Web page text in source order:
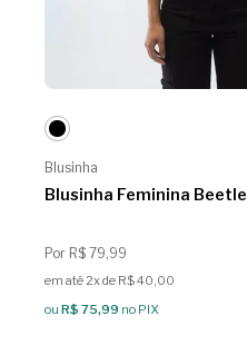
Blusinha
Blusinha Feminina Beetle
Por R$ 79,99
em até 2x de R$ 40,00
ou R$ 75,99 no PIX